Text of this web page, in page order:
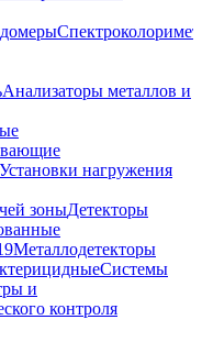
Анализаторы металлов и
Установки нагружения
зоныДетекторы
Металлодетекторы
Системы
и
контроля